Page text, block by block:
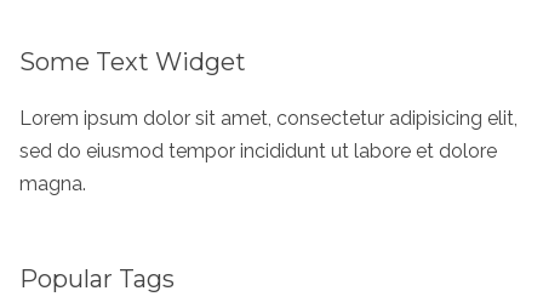
Some Text Widget
Lorem ipsum dolor sit amet, consectetur adipisicing elit,
sed do eiusmod tempor incididunt ut labore et dolore
magna.
Popular Tags